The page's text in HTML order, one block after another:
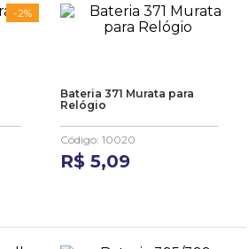
-2%
Bateria 371 Murata para
Relógio
Código: 10020
R$ 5,09
7º
relogio